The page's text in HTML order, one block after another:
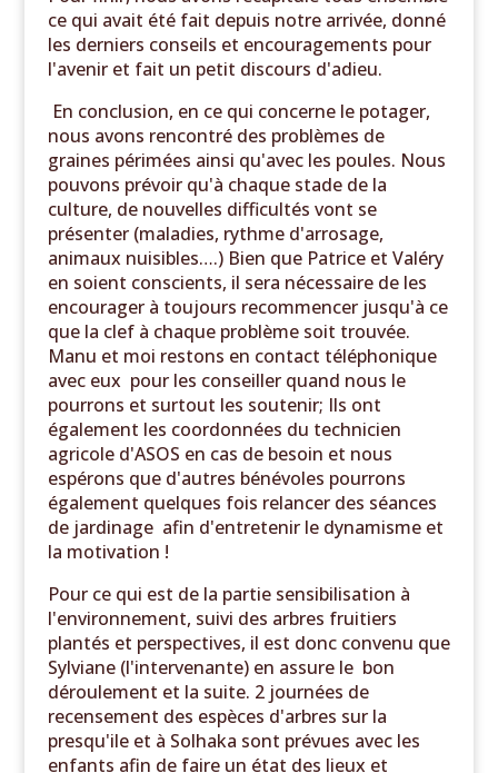
ce qui avait été fait depuis notre arrivée, donné
les derniers conseils et encouragements pour
l'avenir et fait un petit discours d'adieu.
En conclusion, en ce qui concerne le potager,
nous avons rencontré des problèmes de
graines périmées ainsi qu'avec les poules. Nous
pouvons prévoir qu'à chaque stade de la
culture, de nouvelles difficultés vont se
présenter (maladies, rythme d'arrosage,
animaux nuisibles….) Bien que Patrice et Valéry
en soient conscients, il sera nécessaire de les
encourager à toujours recommencer jusqu'à ce
que la clef à chaque problème soit trouvée.
Manu et moi restons en contact téléphonique
avec eux pour les conseiller quand nous le
pourrons et surtout les soutenir; Ils ont
également les coordonnées du technicien
agricole d'ASOS en cas de besoin et nous
espérons que d'autres bénévoles pourrons
également quelques fois relancer des séances
de jardinage afin d'entretenir le dynamisme et
la motivation !
Pour ce qui est de la partie sensibilisation à
l'environnement, suivi des arbres fruitiers
plantés et perspectives, il est donc convenu que
Sylviane (l'intervenante) en assure le bon
déroulement et la suite. 2 journées de
recensement des espèces d'arbres sur la
presqu'ile et à Solhaka sont prévues avec les
enfants afin de faire un état des lieux et